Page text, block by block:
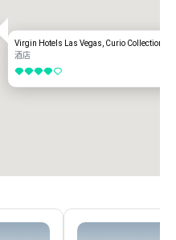
Virgin Hotels Las Vegas, Curio Collection
酒店
4/5